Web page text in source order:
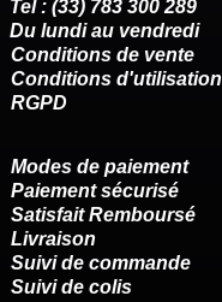
Tel : (33) 783 300 289
Du lundi au vendredi
Conditions de vente
Conditions d'utilisation
RGPD
Modes de paiement
Paiement sécurisé
Satisfait Remboursé
Livraison
Suivi de commande
Suivi de colis